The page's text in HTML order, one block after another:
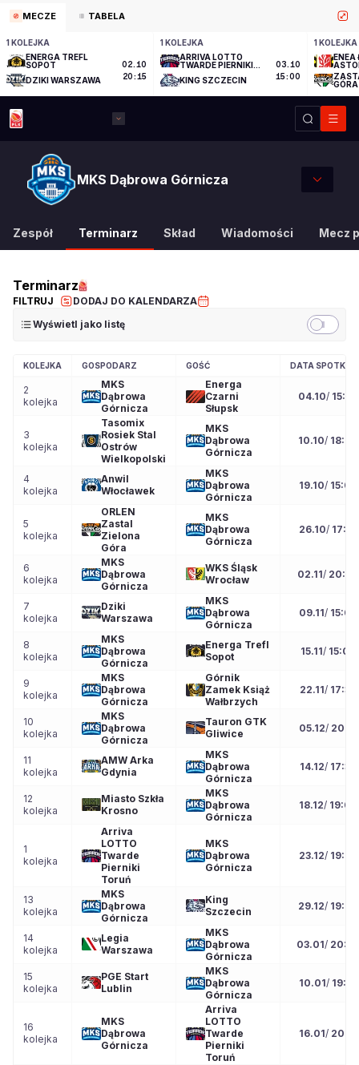
MECZE TABELA
1 KOLEJKA
ENERGA TREFL
SOPOT
DZIKI WARSZAWA
02.10
20:15
1 KOLEJKA
ARRIVA LOTTO
TWARDE PIERNIKI
KING SZCZECIN
03.10
15:00
1 KOLEJKA
ENEA
GÓRA
MKS Dąbrowa Górnicza
Zespół Terminarz Skład Wiadomości Mecz
Terminarz
FILTRUJ
DODAJ DO KALENDARZA
Wyświetl jako listę
KOLEJKA GOSPODARZ GOŚĆ DATA
2
kolejka
MKS
Dąbrowa
Górnicza
Energa
Czarni
Słupsk
04.10/ 15:00
3
kolejka
Tasomix
Rosiek Stal
Ostrów
Wielkopolski
MKS
Dąbrowa
Górnicza
10.10/ 18:00
4
kolejka
Anwil
Włocławek
MKS
Dąbrowa
Górnicza
19.10/ 15:00
5
kolejka
ORLEN
Zastal
Zielona
Góra
MKS
Dąbrowa
Górnicza
26.10/ 17:30
6
kolejka
MKS
Dąbrowa
Górnicza
WKS Śląsk
Wrocław
02.11/ 20:00
7
kolejka
Dziki
Warszawa
MKS
Dąbrowa
Górnicza
09.11/ 15:00
8
kolejka
MKS
Dąbrowa
Górnicza
Energa Trefl
Sopot
15.11/ 15:00
9
kolejka
MKS
Dąbrowa
Górnicza
Górnik
Zamek Książ
Wałbrzych
22.11/ 17:30
10
kolejka
MKS
Dąbrowa
Górnicza
Tauron GTK
Gliwice
05.12/ 20:15
11
kolejka
AMW Arka
Gdynia
MKS
Dąbrowa
Górnicza
14.12/ 17:30
12
kolejka
Miasto Szkła
Krosno
MKS
Dąbrowa
Górnicza
18.12/ 19:00
1
kolejka
Arriva
LOTTO
Twarde
Pierniki
Toruń
MKS
Dąbrowa
Górnicza
23.12/ 19:00
13
kolejka
MKS
Dąbrowa
Górnicza
King
Szczecin
29.12/ 19:00
14
kolejka
Legia
Warszawa
MKS
Dąbrowa
Górnicza
03.01/
15
kolejka
PGE Start
Lublin
MKS
Dąbrowa
Górnicza
10.01/ 19:30
16
kolejka
MKS
Dąbrowa
Górnicza
Arriva
LOTTO
Twarde
Pierniki
Toruń
16.01/ 20:15